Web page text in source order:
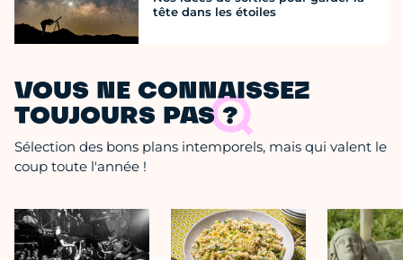
tête dans les étoiles
VOUS NE CONNAISSEZ
TOUJOURS PAS ?
Sélection des bons plans intemporels, mais qui valent le
coup toute l'année !